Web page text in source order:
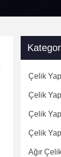
Çelik
Çelik
Çelik
Çelik
Ağır